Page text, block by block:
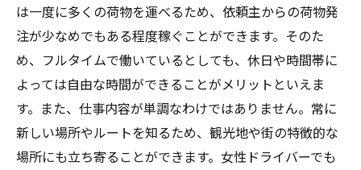
は一度に多くの荷物を運べるため、依頼主からの荷物発
注が少なめでもある程度稼ぐことができます。そのた
め、フルタイムで働いているとしても、休日や時間帯に
よっては自由な時間ができることがメリットといえま
す。また、仕事内容が単調なわけではありません。常に
新しい場所やルートを知るため、観光地や街の特徴的な
場所にも立ち寄ることができます。女性ドライバーでも